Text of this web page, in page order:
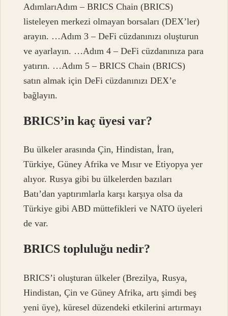
AdımlarıAdım – BRICS Chain (BRICS)
listeleyen merkezi olmayan borsaları (DEX’ler)
arayın. …Adım 3 – DeFi cüzdanınızı oluşturun
ve ayarlayın. …Adım 4 – DeFi cüzdanınıza para
yatırın. …Adım 5 – BRICS Chain (BRICS)
satın almak için DeFi cüzdanınızı DEX’e
bağlayın.
BRICS’in kaç üyesi var?
Bu ülkeler arasında Çin, Hindistan, İran,
Türkiye, Güney Afrika ve Mısır ve Etiyopya yer
alıyor. Rusya gibi bu ülkelerden bazıları
Batı’dan yaptırımlarla karşı karşıya olsa da
Türkiye gibi ABD müttefikleri ve NATO üyeleri
de var.
BRICS topluluğu nedir?
BRICS’i oluşturan ülkeler (Brezilya, Rusya,
Hindistan, Çin ve Güney Afrika, artı şimdi beş
yeni üye), küresel düzendeki etkilerini artırmayı